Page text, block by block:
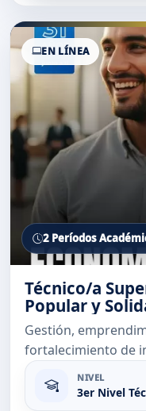
EN LÍNEA
2 Períodos
Técnico/a
Popular y
Gestión,
fortalecimiento de
NIVEL
3er Nivel